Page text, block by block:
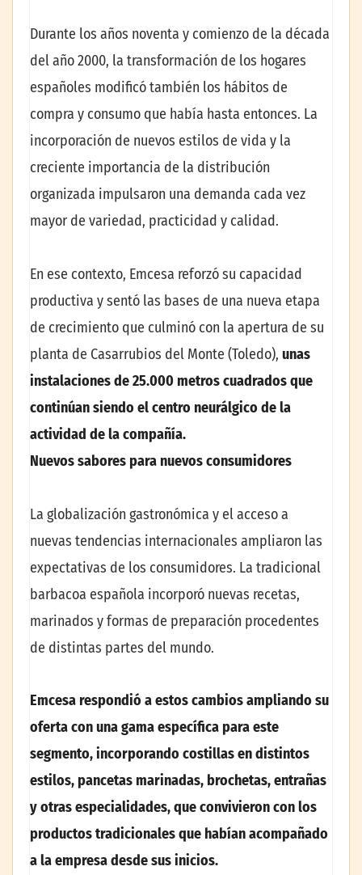
Durante los años noventa y comienzo de la década
del año 2000, la transformación de los hogares
españoles modificó también los hábitos de
compra y consumo que había hasta entonces. La
incorporación de nuevos estilos de vida y la
creciente importancia de la distribución
organizada impulsaron una demanda cada vez
mayor de variedad, practicidad y calidad.
En ese contexto, Emcesa reforzó su capacidad
productiva y sentó las bases de una nueva etapa
de crecimiento que culminó con la apertura de su
planta de Casarrubios del Monte (Toledo), unas
instalaciones de 25.000 metros cuadrados que
continúan siendo el centro neurálgico de la
actividad de la compañía.
Nuevos sabores para nuevos consumidores
La globalización gastronómica y el acceso a
nuevas tendencias internacionales ampliaron las
expectativas de los consumidores. La tradicional
barbacoa española incorporó nuevas recetas,
marinados y formas de preparación procedentes
de distintas partes del mundo.
Emcesa respondió a estos cambios ampliando su
oferta con una gama específica para este
segmento, incorporando costillas en distintos
estilos, pancetas marinadas, brochetas, entrañas
y otras especialidades, que convivieron con los
productos tradicionales que habían acompañado
a la empresa desde sus inicios.